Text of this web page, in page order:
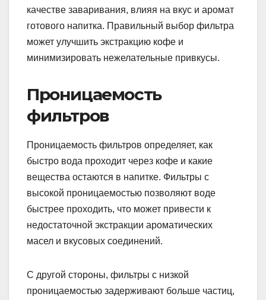
качестве заваривания, влияя на вкус и аромат
готового напитка. Правильный выбор фильтра
может улучшить экстракцию кофе и
минимизировать нежелательные привкусы.
Проницаемость
фильтров
Проницаемость фильтров определяет, как
быстро вода проходит через кофе и какие
вещества остаются в напитке. Фильтры с
высокой проницаемостью позволяют воде
быстрее проходить, что может привести к
недостаточной экстракции ароматических
масел и вкусовых соединений.
С другой стороны, фильтры с низкой
проницаемостью задерживают больше частиц,